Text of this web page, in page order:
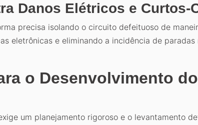
Danos Elétricos e Curtos-
precisa isolando o circuito defeituoso de
eletrônicas e eliminando a incidência de paradas
o Desenvolvimento
um planejamento rigoroso e o levantamento